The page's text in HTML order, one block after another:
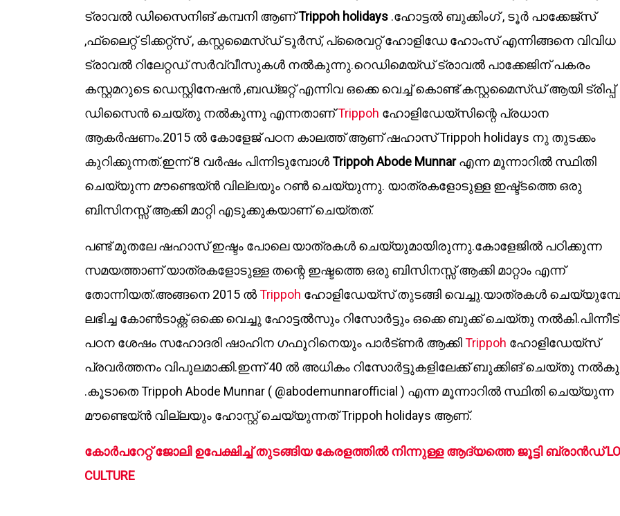
ട്രാവൽ ഡിസൈനിങ് കമ്പനി ആണ്Trippoh holidays .ഹോട്ടൽ ബുക്കിംഗ് , ടൂർ പാക്കേജ്‌സ്
,ഫ്ലൈറ്റ് ടിക്കറ്റ്സ് , കസ്റ്റമൈസ്‌ഡ്‌ ടൂർസ്, പ്രൈവറ്റ് ഹോളിഡേ ഹോംസ് എന്നിങ്ങനെ വിവിധ
ട്രാവൽ റിലേറ്റഡ് സർവ്വീസുകൾ നൽകുന്നു.റെഡിമെയ്ഡ് ട്രാവൽ പാക്കേജിന് പകരം
കസ്റ്റമറുടെ ഡെസ്റ്റിനേഷൻ ,ബഡ്ജറ്റ് എന്നിവ ഒക്കെ വെച്ച് കൊണ്ട് കസ്റ്റമൈസ്ഡ് ആയി ട്രിപ്പ്
ഡിസൈൻ ചെയ്തു നൽകുന്നു എന്നതാണ്Trippoh ഹോളിഡേയ്‌സിന്റെ പ്രധാന
ആകർഷണം.2015 ൽ കോളേജ് പഠന കാലത്ത് ആണ് ഷഹാസ് Trippoh holidays നു തുടക്കം
കുറിക്കുന്നത്.ഇന്ന് 8 വർഷം പിന്നിടുമ്പോൾTrippoh Abode Munnarഎന്ന മൂന്നാറിൽ സ്ഥിതി
ചെയ്യുന്ന മൗണ്ടെയ്‌ൻ വില്ലയും റൺ ചെയ്യുന്നു. യാത്രകളോടുള്ള ഇഷ്ട്ടത്തെ ഒരു
ബിസിനസ്സ് ആക്കി മാറ്റി എടുക്കുകയാണ് ചെയ്തത്.
പണ്ട് മുതലേ ഷഹാസ് ഇഷ്ടം പോലെ യാത്രകൾ ചെയ്യുമായിരുന്നു.കോളേജിൽ പഠിക്കുന്ന
സമയത്താണ് യാത്രകളോടുള്ള തന്റെ ഇഷ്ടത്തെ ഒരു ബിസിനസ്സ് ആക്കി മാറ്റാം എന്ന്
തോന്നിയത്.അങ്ങനെ 2015 ൽTrippoh ഹോളിഡേയ്‌സ് തുടങ്ങി വെച്ചു.യാത്രകൾ
ലഭിച്ച കോൺടാക്റ്റ് ഒക്കെ വെച്ചു ഹോട്ടൽസും റിസോർട്ടും ഒക്കെ ബുക്ക് ചെയ്തു നൽകി.പിന്നീട്
പഠന ശേഷം സഹോദരി ഷാഹിന ഗഫൂറിനെയും പാർട്ണർ ആക്കിTrippoh ഹോളിഡേയ്‌സ്
പ്രവർത്തനം വിപുലമാക്കി.ഇന്ന് 40 ൽ അധികം റിസോർട്ടുകളിലേക്ക് ബുക്കിങ് ചെയ്തു
.കൂടാതെ Trippoh Abode Munnar ( @abodemunnarofficial ) എന്ന മൂന്നാറിൽ സ്ഥിതി ചെയ്യുന്ന
മൗണ്ടെയ്‌ൻ വില്ലയും ഹോസ്റ്റ് ചെയ്യുന്നത് Trippoh holidays ആണ്.
കോർപറേറ്റ് ജോലി ഉപേക്ഷിച്ച് തുടങ്ങിയ കേരളത്തിൽ നിന്നുള്ള ആദ്യത്തെ ജൂട്ടി ബ്രാൻഡ്
CULTURE